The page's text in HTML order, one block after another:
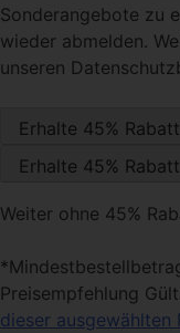
Sonderangebote zu
wieder abmelden.
unseren
Weiter ohne 45%
Preisempfehlung
dieser ausgewählten